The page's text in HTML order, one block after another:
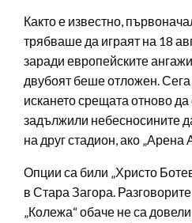
Както е известно,
трябваше да играят на 18
заради европейските
двубоят беше отложен.
искането срещата отново
задължили небесносините
на друг стадион, ако „Арена
Опции са били „Христо
в Стара Загора.
„Колежа“ обаче не са